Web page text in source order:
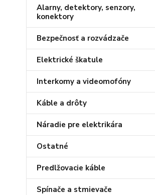
Alarny, detektory, senzory,
konektory
Bezpečnosť a rozvádzače
Elektrické škatule
Interkomy a videomofóny
Káble a drôty
Náradie pre elektrikára
Ostatné
Predlžovacie káble
Spínače a stmievače